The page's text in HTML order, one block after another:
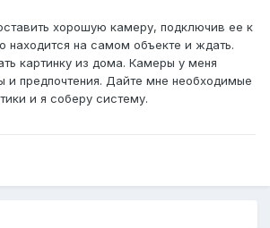
хорошую камеру, подключив ее к
находится на самом объекте и ждать.
картинку из дома. Камеры у меня
и предпочтения. Дайте мне необходимые
и я соберу систему.